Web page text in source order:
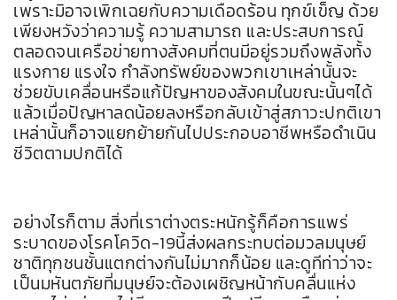
เพราะมิอาจเพิกเฉยกับความเดือดร้อน ทุกข์เข็ญ ด้วย
เพียงหวังว่าความรู้ ความสามารถ และประสบการณ์
ตลอดจนเครือข่ายทางสังคมที่ตนมีอยู่รวมถึงพลังทั้ง
แรงกาย แรงใจ กำลังทรัพย์ของพวกเขาเหล่านั้นจะ
ช่วยขับเคลื่อนหรือแก้ปัญหาของสังคมในขณะนั้นๆได้
แล้วเมื่อปัญหาลดน้อยลงหรือกลับเข้าสู่สภาวะปกติเขา
เหล่านั้นก็อาจแยกย้ายกันไปประกอบอาชีพหรือดำเนิน
ชีวิตตามปกติได้
อย่างไรก็ตาม สิ่งที่เราต่างตระหนักรู้ก็คือการแพร่
ระบาดของโรคโควิด-19นี้ส่งผลกระทบต่อมวลมนุษย์
ชาติทุกชนชั้นแตกต่างกันไม่มากก็น้อย และดูทีท่าว่าจะ
เป็นมหันตภัยที่มนุษย์จะต้องเผชิญหน้ากับคลื่นแห่ง